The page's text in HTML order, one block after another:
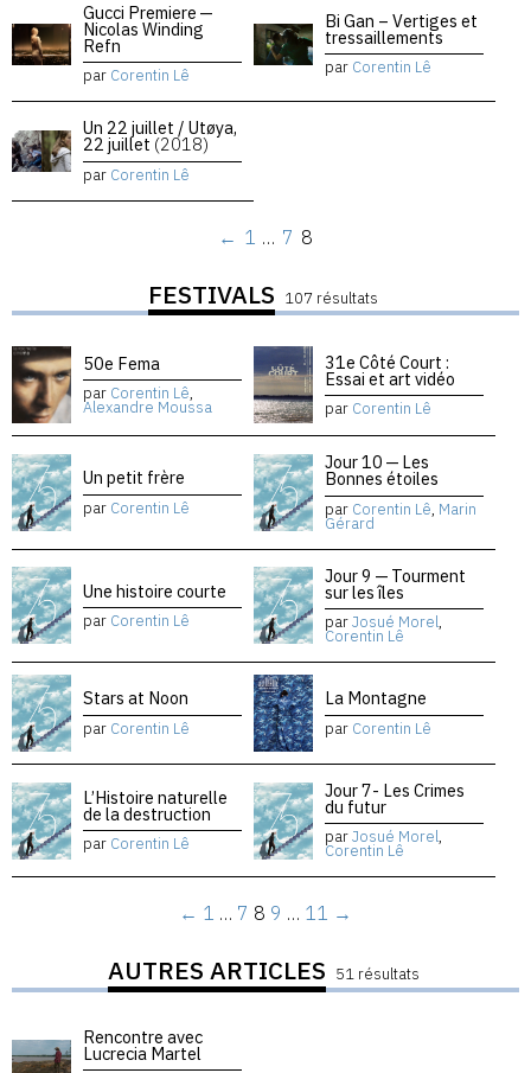
Gucci Premiere —
Nicolas Winding
Refn
par Corentin Lê
Bi Gan – Vertiges et
tressaillements
par Corentin Lê
Un 22 juillet / Utøya,
22 juillet (2018)
par Corentin Lê
← 1 … 7 8
FESTIVALS 107 résultats
50e Fema
par Corentin Lê,
Alexandre Moussa
31e Côté Court :
Essai et art vidéo
par Corentin Lê
Un petit frère
par Corentin Lê
Jour 10 — Les
Bonnes étoiles
par Corentin Lê, Marin
Gérard
Une histoire courte
par Corentin Lê
Jour 9 — Tourment
sur les îles
parJosué Morel,
Corentin Lê
Stars at Noon
par Corentin Lê
La Montagne
par Corentin Lê
L’Histoire naturelle
de la destruction
par Corentin Lê
Jour 7- Les Crimes
du futur
parJosué Morel,
Corentin Lê
← 1 … 7 8 9 … 11 →
AUTRES ARTICLES 51 résultats
Rencontre avec
Lucrecia Martel